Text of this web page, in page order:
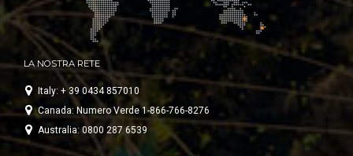
LA NOSTRA RETE
Italy: + 39 0434 857010
Canada: Numero Verde 1-866-766-8276
Australia: 0800 287 6539